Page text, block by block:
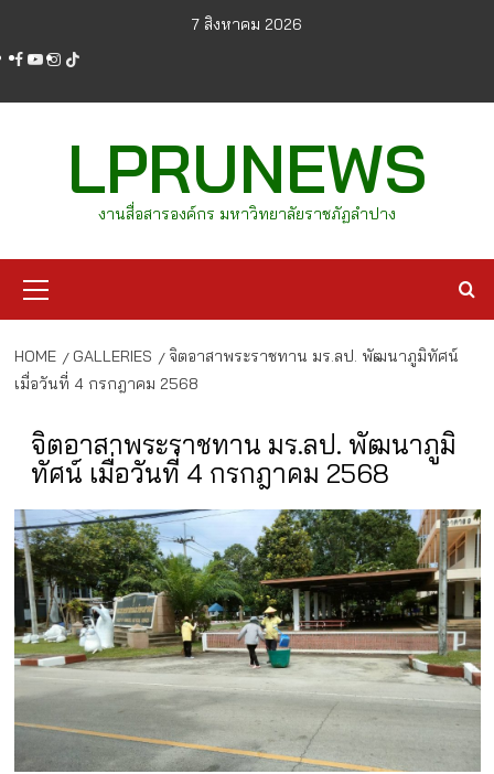
content
7 สิงหาคม 2026
facebook
youtube
instagram
tiktok
LPRUNEWS
งานสื่อสารองค์กร มหาวิทยาลัยราชภัฏลำปาง
Menu
HOME GALLERIES
จิตอาสาพระราชทาน มร.ลป. พัฒนาภูมิทัศน์
เมื่อวันที่ 4 กรกฎาคม 2568
จิตอาสาพระราชทาน มร.ลป. พัฒนาภูมิ
ทัศน์ เมื่อวันที่ 4 กรกฎาคม 2568